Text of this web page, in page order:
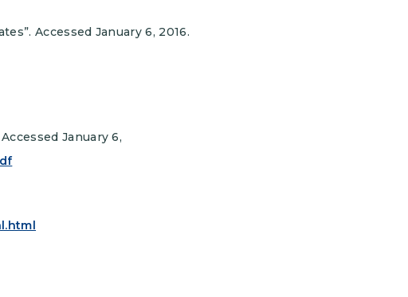
Accessed January 6, 2016.
January 6,